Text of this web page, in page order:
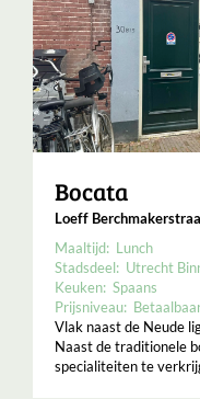
Bocata
Loeff
Maaltijd: Lunch
Stadsdeel: Utrecht
Keuken: Spaans
Prijsniveau:
Vlak naast de Neude
Naast de traditionele
specialiteiten te